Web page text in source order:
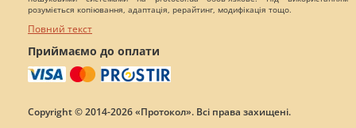
розуміється копіювання, адаптація, рерайтинг, модифікація тощо.
Повний текст
Приймаємо до оплати
Copyright © 2014-2026 «Протокол». Всі права захищені.